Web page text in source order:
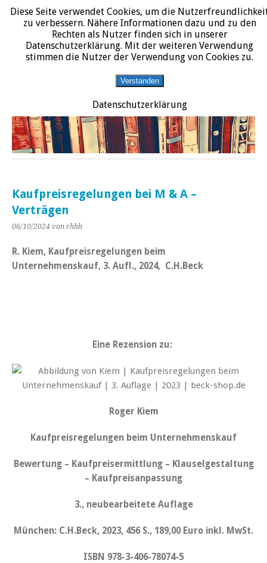
START DATENSCHUTZERKLÄRUNG IMPRESSUM ÜBER JURALIT
JURALIT
Rezensionen juristischer Literatur
Kaufpreisregelungen bei M & A –
Verträgen
06/10/2024 von rhhh
R. Kiem, Kaufpreisregelungen beim
Unternehmenskauf, 3. Aufl., 2024, C.H.Beck
Eine Rezension zu:
Roger Kiem
Kaufpreisregelungen beim Unternehmenskauf
Bewertung – Kaufpreisermittlung – Klauselgestaltung
– Kaufpreisanpassung
3., neubearbeitete Auflage
München: C.H.Beck, 2023, 456 S., 189,00 Euro inkl. MwSt.
ISBN 978-3-406-78074-5
Diese Seite verwendet Cookies, um die
zu verbessern. Nähere Informationen dazu und zu den
Rechten als Nutzer finden sich in unserer
Datenschutzerklärung. Mit der weiteren Verwendung
stimmen die Nutzer der Verwendung von Cookies zu.
Verstanden
Datenschutzerklärung